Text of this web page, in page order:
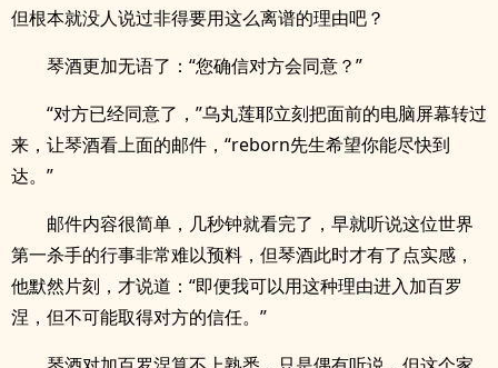
但根本就没人说过非得要用这么离谱的理由吧？
琴酒更加无语了：“您确信对方会同意？”
“对方已经同意了，”乌丸莲耶立刻把面前的电脑屏幕转过
来，让琴酒看上面的邮件，“reborn先生希望你能尽快到
达。”
邮件内容很简单，几秒钟就看完了，早就听说这位世界
第一杀手的行事非常难以预料，但琴酒此时才有了点实感，
他默然片刻，才说道：“即便我可以用这种理由进入加百罗
涅，但不可能取得对方的信任。”